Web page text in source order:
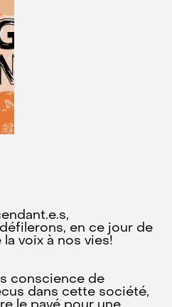
en ce jour de
voix à nos vies!
conscience de
dans cette société,